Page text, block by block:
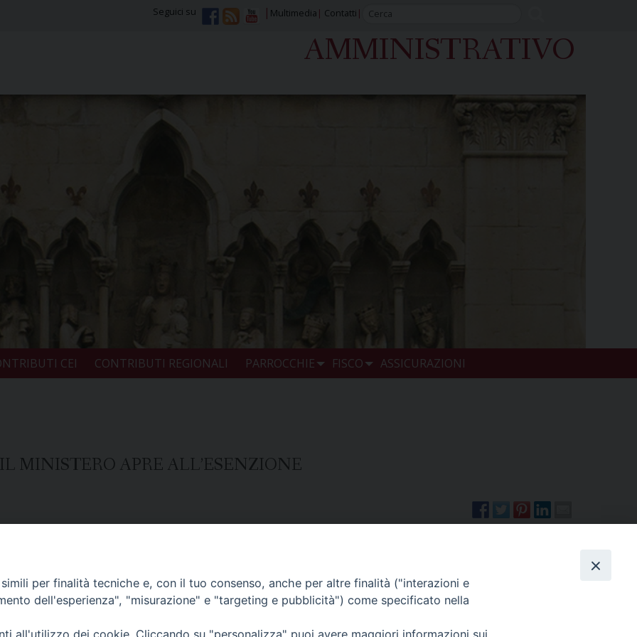
Multimedia Contatti
Seguici su
AMMINISTRATIVO
CEI CONTRIBUTI REGIONALI PARROCCHIE FISCO ASSICURAZIONI
MINISTERO APRE ALL’ESENZIONE
per finalità tecniche e, con il tuo consenso, anche per altre finalità ("interazioni e
dell'esperienza", "misurazione" e "targeting e pubblicità") come specificato nella